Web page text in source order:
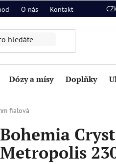
O nás Kontakt
Dózy a mísy Doplňky
fialová
Bohemia
Metropolis